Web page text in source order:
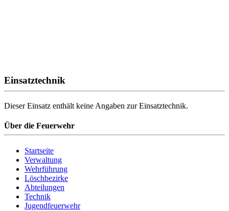
Einsatztechnik
Dieser Einsatz enthält keine Angaben zur Einsatztechnik.
Über die Feuerwehr
Startseite
Verwaltung
Wehrführung
Löschbezirke
Abteilungen
Technik
Jugendfeuerwehr